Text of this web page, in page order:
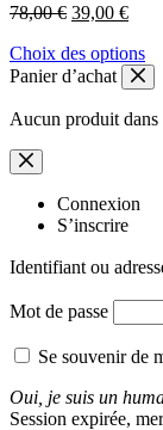
78,00€ Le
initial
était :
39,00 €Le
actuel
est :
Choix des optionsCe
a
du
Panier d’achat
Aucun produit dans
Connexion
S’inscrire
Identifiant ou
Mot de passe
Se souvenir de
Oui, je suis un
Session expirée,